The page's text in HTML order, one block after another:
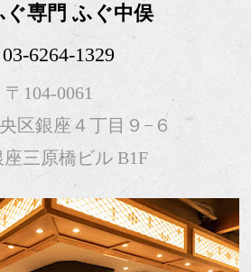
ぐ専門 ふぐ中俣
03-6264-1329
〒104-0061
区銀座４丁目９−６
座三原橋ビル B1F